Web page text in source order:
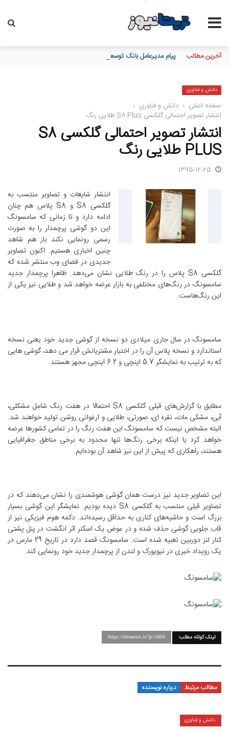
آخرین مطالب پیام مدیرعامل بانک توسعه تعاون به مناسبت 15 مرداد، سالروز تأسیس بانک
دانش و فناوری
صفحه اصلی › دانش و فناوری ›
انتشار تصویر احتمالی گلکسی S8 Plus طلایی رنگ
انتشار تصویر احتمالی گلکسی S8
PLUS طلایی رنگ
1395-12-25
انتشار شایعات و تصاویر منتسب به
گلکسی S8 و S8 پلاس هم چنان
ادامه دارد و تا زمانی که سامسونگ
این دو گوشی پرچمدار را به صورت
رسمی رونمایی نکند باز هم شاهد
چنین اخباری هستیم. اکنون تصاویر
جدیدی در فضای وب منتشر شده که
گلکسی S8 پلاس را در رنگ طلایی نشان می‌دهد. ظاهرا پرچمدار جدید
سامسونگ در رنگ‌های مختلفی به بازار عرضه خواهد شد و طلایی نیز یکی از
این رنگ‌هاست.
سامسونگ در سال جاری میلادی دو نسخه از گوشی جدید خود یعنی نسخه
استاندارد و نسخه پلاس آن را در اختیار مشتریانش قرار می دهد، گوشی هایی
که به ترتیب به نمایشگر 5.7 اینچی و 6.2 اینچی مجهز هستند.
مطابق با گزارش‌های قبلی گلکسی S8 احتمالا در هفت رنگ شامل مشکلی،
آبی، مشکی مات، نقره ای، صورتی، طلایی و ارغوانی روشن تولید خواهند شد.
البته مشخص نیست که سامسونگ این هفت رنگ را در تمامی کشورها عرضه
خواهد کرد یا اینکه برخی رنگ‌ها تنها محدود به برخی مناطق جغرافیایی
هستند، راهکاری که پیش از این نیز شاهد آن بوده‌ایم.
این تصاویر جدید نیز درست همان گوشی هوشمندی را نشان می‌دهند که در
تصاویر قبلی منتسب به گلکسی S8 دیده بودیم. نمایشگر این گوشی بسیار
بزرگ است و حاشیه‌های کناری به حداقل رسیده‌اند. دکمه هوم فیزیکی نیز از
قاب جلویی گوشی حذف شده و در عوض یک اسکنر اثر انگشت در پنل پشتی
کنار لنز دوربین تعبیه شده است. سامسونگ قصد دارد در تاریخ 29 مارس در
یک رویداد خبری در نیویورک و لندن از پرچمدار جدید خود رونمایی کند.
لینک کوتاه مطلب: https://tritanews.ir/?p=5804
مطالب مرتبط درباره نویسنده
دانش و فناوری